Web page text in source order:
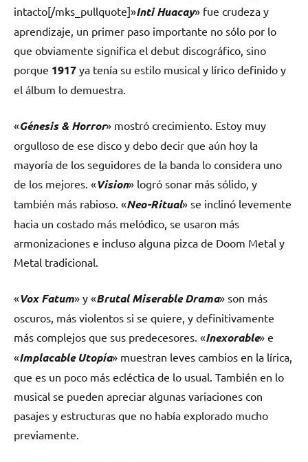
intacto[/mks_pullquote]»Inti Huacay» fue crudeza y
aprendizaje, un primer paso importante no sólo por lo
que obviamente significa el debut discográfico, sino
porque 1917 ya tenía su estilo musical y lírico definido y
el álbum lo demuestra.
«Génesis & Horror» mostró crecimiento. Estoy muy
orgulloso de ese disco y debo decir que aún hoy la
mayoría de los seguidores de la banda lo considera uno
de los mejores. «Vision» logró sonar más sólido, y
también más rabioso. «Neo-Ritual» se inclinó levemente
hacia un costado más melódico, se usaron más
armonizaciones e incluso alguna pizca de Doom Metal y
Metal tradicional.
«Vox Fatum» y «Brutal Miserable Drama» son más
oscuros, más violentos si se quiere, y definitivamente
más complejos que sus predecesores. «Inexorable» e
«Implacable Utopía» muestran leves cambios en la lírica,
que es un poco más ecléctica de lo usual. También en lo
musical se pueden apreciar algunas variaciones con
pasajes y estructuras que no había explorado mucho
previamente.